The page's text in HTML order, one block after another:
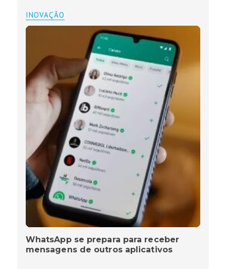
INOVAÇÃO
WhatsApp se prepara para receber
mensagens de outros aplicativos